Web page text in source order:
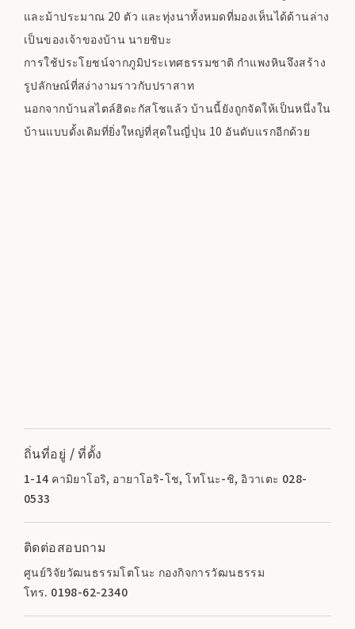
และม้าประมาณ 20 ตัว และทุ่งนาทั้งหมดที่มองเห็นได้ด้านล่าง
เป็นของเจ้าของบ้าน นายชิบะ
การใช้ประโยชน์จากภูมิประเทศธรรมชาติ กำแพงหินจึงสร้าง
รูปลักษณ์ที่สง่างามราวกับปราสาท
นอกจากบ้านสไตล์ฮิดะกัสโชแล้ว บ้านนี้ยังถูกจัดให้เป็นหนึ่งใน
บ้านแบบดั้งเดิมที่ยิ่งใหญ่ที่สุดในญี่ปุ่น 10 อันดับแรกอีกด้วย
ถิ่นที่อยู่ / ที่ตั้ง
1-14 คามิยาโอริ, อายาโอริ-โช, โทโนะ-ชิ, อิวาเตะ 028-
0533
ติดต่อสอบถาม
ศูนย์วิจัยวัฒนธรรมโตโนะ กองกิจการวัฒนธรรม
โทร. 0198-62-2340